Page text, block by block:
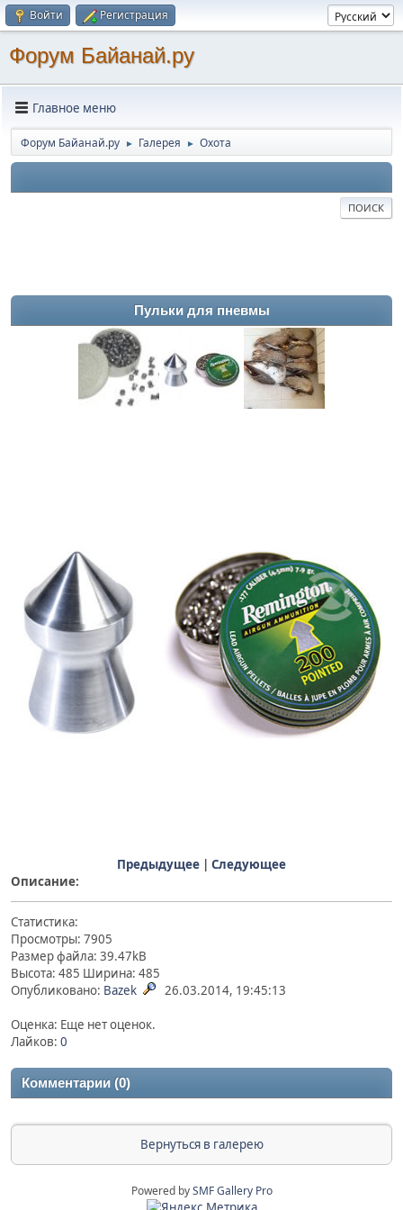
Войти Регистрация
Форум Байанай.ру
Главное меню
Форум Байанай.ру ► Галерея ► Охота
ПОИСК
Пульки для пневмы
Предыдущее | Следующее
Описание:
Статистика:
Просмотры: 7905
Размер файла: 39.47kB
Высота: 485 Ширина: 485
Опубликовано: Bazek 26.03.2014, 19:45:13
Оценка: Еще нет оценок.
Лайков: 0
Комментарии (0)
Вернуться в галерею
Powered bySMF Gallery Pro